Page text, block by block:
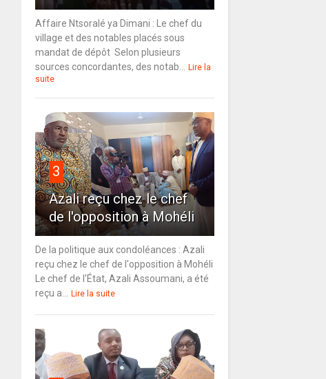
Affaire Ntsoralé ya Dimani : Le chef du
village et des notables placés sous
mandat de dépôt Selon plusieurs
sources concordantes, des notab...
Lire la
suite
3
Azali reçu chez le chef
de l'opposition à Mohéli
De la politique aux condoléances : Azali
reçu chez le chef de l'opposition à Mohéli
Le chef de l'État, Azali Assoumani, a été
reçu a...
Lire la suite